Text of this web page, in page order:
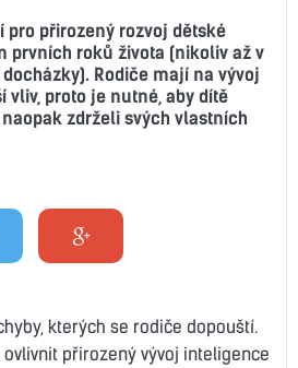
pro přirozený rozvoj dětské
prvních roků života (nikoliv až v
Rodiče mají na vývoj
vliv, proto je nutné, aby dítě
zdrželi svých vlastních
kterých se rodiče dopouští.
přirozený vývoj inteligence